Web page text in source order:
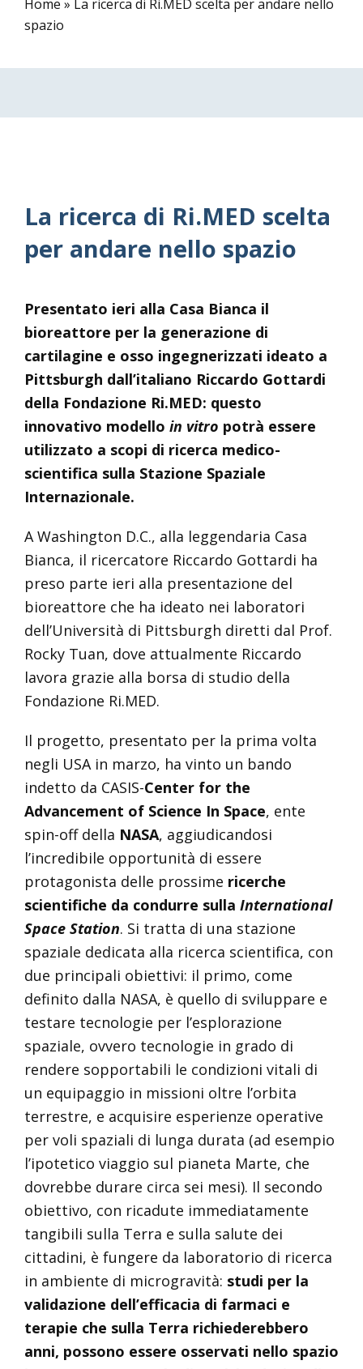
Home » La ricerca di Ri.MED scelta per andare nello
spazio
La ricerca di Ri.MED scelta
per andare nello spazio
Presentato ieri alla Casa Bianca il
bioreattore per la generazione di
cartilagine e osso ingegnerizzati ideato a
Pittsburgh dall’italiano Riccardo Gottardi
della Fondazione Ri.MED: questo
innovativo modello in vitro potrà essere
utilizzato a scopi di ricerca medico-
scientifica sulla Stazione Spaziale
Internazionale.
A Washington D.C., alla leggendaria Casa
Bianca, il ricercatore Riccardo Gottardi ha
preso parte ieri alla presentazione del
bioreattore che ha ideato nei laboratori
dell’Università di Pittsburgh diretti dal Prof.
Rocky Tuan, dove attualmente Riccardo
lavora grazie alla borsa di studio della
Fondazione Ri.MED.
Il progetto, presentato per la prima volta
negli USA in marzo, ha vinto un bando
indetto da CASIS-Center for the
Advancement of Science In Space, ente
spin-off della NASA, aggiudicandosi
l’incredibile opportunità di essere
protagonista delle prossime ricerche
scientifiche da condurre sulla International
Space Station. Si tratta di una stazione
spaziale dedicata alla ricerca scientifica, con
due principali obiettivi: il primo, come
definito dalla NASA, è quello di sviluppare e
testare tecnologie per l’esplorazione
spaziale, ovvero tecnologie in grado di
rendere sopportabili le condizioni vitali di
un equipaggio in missioni oltre l’orbita
terrestre, e acquisire esperienze operative
per voli spaziali di lunga durata (ad esempio
l’ipotetico viaggio sul pianeta Marte, che
dovrebbe durare circa sei mesi). Il secondo
obiettivo, con ricadute immediatamente
tangibili sulla Terra e sulla salute dei
cittadini, è fungere da laboratorio di ricerca
in ambiente di microgravità: studi per la
validazione dell’efficacia di farmaci e
terapie che sulla Terra richiederebbero
anni, possono essere osservati nello spazio